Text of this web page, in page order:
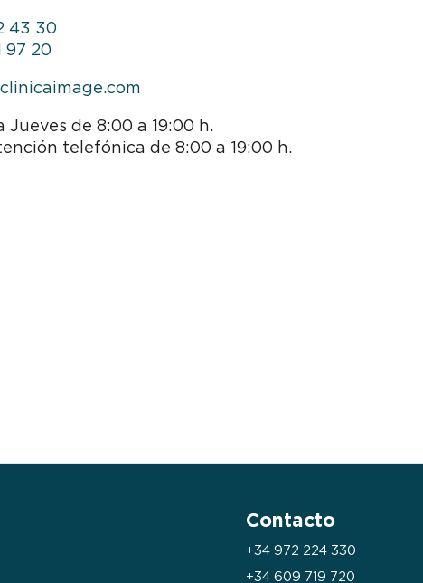
43 30
97 20
Jueves de 8:00 a 19:00 h.
telefónica de 8:00 a 19:00 h.
Contacto
+34 972 224 330
+34 609 719 720